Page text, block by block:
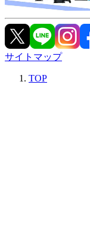
サイトマップ
TOP